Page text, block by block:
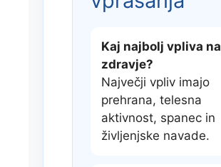
Kaj najbolj vpliva na
zdravje?
Največji vpliv imajo
prehrana, telesna
aktivnost, spanec in
življenjske navade.